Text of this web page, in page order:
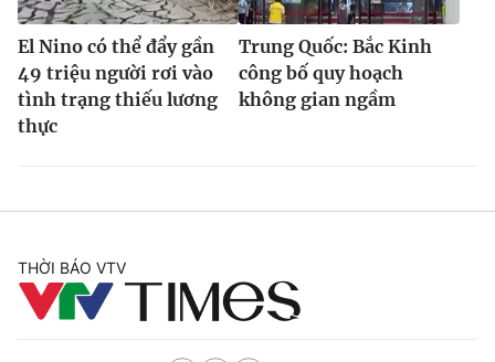
El Nino có thể đẩy gần
49 triệu người rơi vào
tình trạng thiếu lương
thực
Trung Quốc: Bắc Kinh
công bố quy hoạch
không gian ngầm
THỜI BÁO VTV